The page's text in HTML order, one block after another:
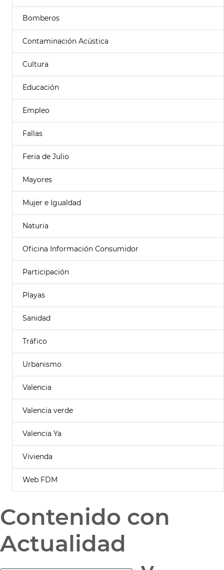
Bomberos
Contaminación Acústica
Cultura
Educación
Empleo
Fallas
Feria de Julio
Mayores
Mujer e Igualdad
Naturia
Oficina Información Consumidor
Participación
Playas
Sanidad
Tráfico
Urbanismo
Valencia
Valencia verde
Valencia Ya
Vivienda
Web FDM
Contenido con
Actualidad